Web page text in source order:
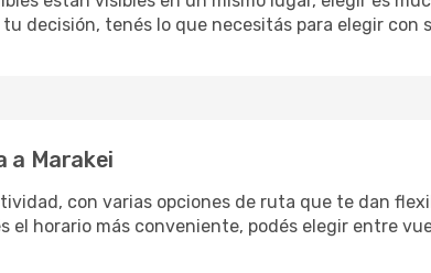
decisión, tenés lo que necesitás para elegir con
a Marakei
con varias opciones de ruta que te dan
el horario más conveniente, podés elegir entre